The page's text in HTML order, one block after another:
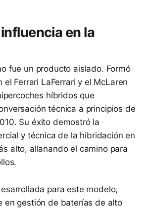
en la
fue un producto aislado. Formó
el Ferrari LaFerrari y el McLaren
híbridos que
técnica a principios de
Su éxito demostró la
y técnica de la hibridación en
alto, allanando el camino para
para este modelo,
en gestión de baterías de alto